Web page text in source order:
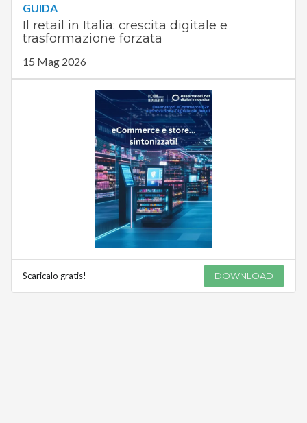
GUIDA
Il retail in Italia: crescita digitale e
trasformazione forzata
15 Mag 2026
Scaricalo gratis! DOWNLOAD